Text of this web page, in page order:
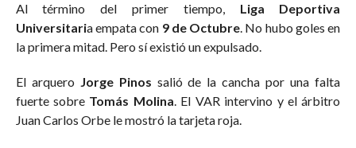
Al término del primer tiempo, Liga Deportiva
Universitaria empata con 9 de Octubre. No hubo goles en
la primera mitad. Pero sí existió un expulsado.
El arquero Jorge Pinos salió de la cancha por una falta
fuerte sobre Tomás Molina. El VAR intervino y el árbitro
Juan Carlos Orbe le mostró la tarjeta roja.